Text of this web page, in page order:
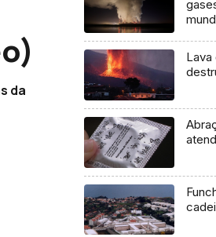
da
Lava